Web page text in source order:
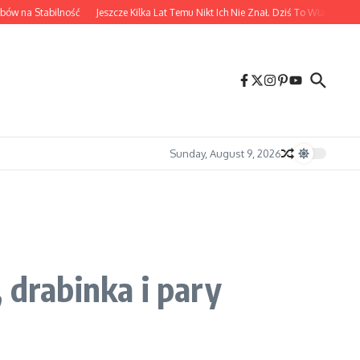
Stabilność Jeszcze Kilka Lat Temu Nikt Ich Nie Znał. Dziś To Właśnie Oni
Sunday, August 9, 2026
drabinka i pary